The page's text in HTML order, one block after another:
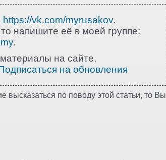
https://vk.com/myrusakov.
напишите её в моей группе:
.
на сайте,
на обновления
высказаться по поводу этой статьи, то Вы